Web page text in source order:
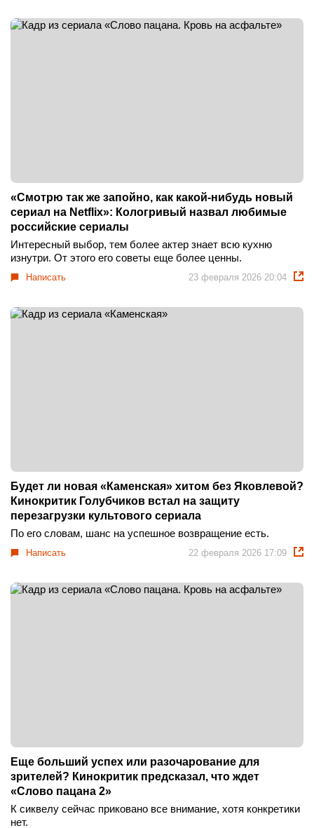
«Смотрю так же запойно, как какой-нибудь новый
сериал на Netflix»: Кологривый назвал любимые
российские сериалы
Интересный выбор, тем более актер знает всю кухню
изнутри. От этого его советы еще более ценны.
Написать 23 февраля 2026 20:04
Будет ли новая «Каменская» хитом без Яковлевой?
Кинокритик Голубчиков встал на защиту
перезагрузки культового сериала
По его словам, шанс на успешное возвращение есть.
Написать 22 февраля 2026 17:09
Еще больший успех или разочарование для
зрителей? Кинокритик предсказал, что ждет
«Слово пацана 2»
К сиквелу сейчас приковано все внимание, хотя конкретики
нет.